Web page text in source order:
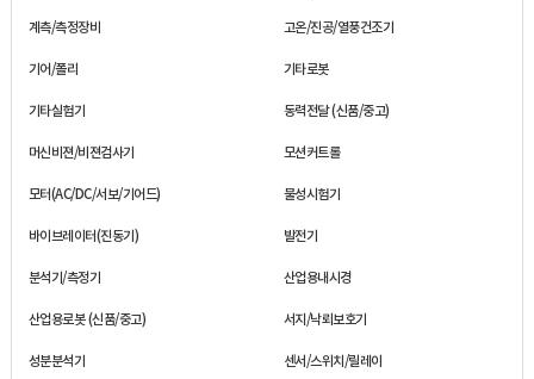
계측/측정장비 고온/진공/열풍건조기
기어/폴리 기타로봇
기타실험기 동력전달 (신품/중고)
머신비젼/비젼검사기 모션커트롤
모터(AC/DC/서보/기어드) 물성시험기
바이브레이터(진동기) 발전기
분석기/측정기 산업용내시경
산업용로봇 (신품/중고) 서지/낙뢰보호기
성분분석기 센서/스위치/릴레이